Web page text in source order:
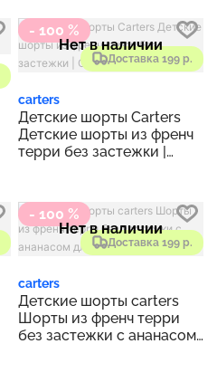
- 100 %
Доставка 199 р.
Нет в наличии
carters
Детские шорты Carters
Детские шорты из френч
терри без застежки |
- 100 %
Доставка 199 р.
Нет в наличии
carters
Детские шорты carters
Шорты из френч терри
без застежки с ананасом